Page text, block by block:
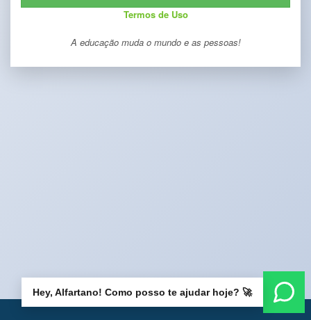
Termos de Uso
A educação muda o mundo e as pessoas!
Hey, Alfartano! Como posso te ajudar hoje? 🚀